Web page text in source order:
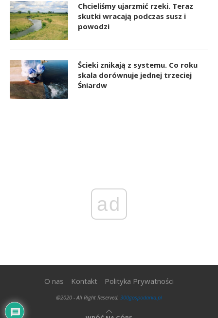
Chcieliśmy ujarzmić rzeki. Teraz
skutki wracają podczas susz i
powodzi
Ścieki znikają z systemu. Co roku
skala dorównuje jednej trzeciej
Śniardw
ad
O nas Kontakt Polityka Prywatności
@2020 - All Right Reserved. 300gospodarka.pl